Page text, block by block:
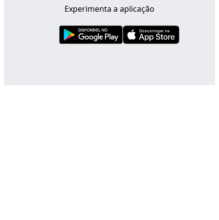
Experimenta a aplicação